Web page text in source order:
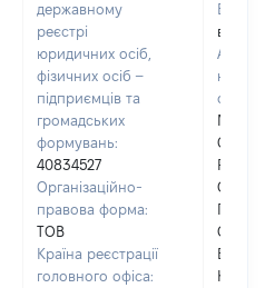
державному
реєстрі
юридичних осіб,
фізичних осіб –
підприємців та
громадських
формувань:
40834527
Організаційно-
правова форма:
ТОВ
Країна реєстрації
головного офіса:
Email:
Адреса